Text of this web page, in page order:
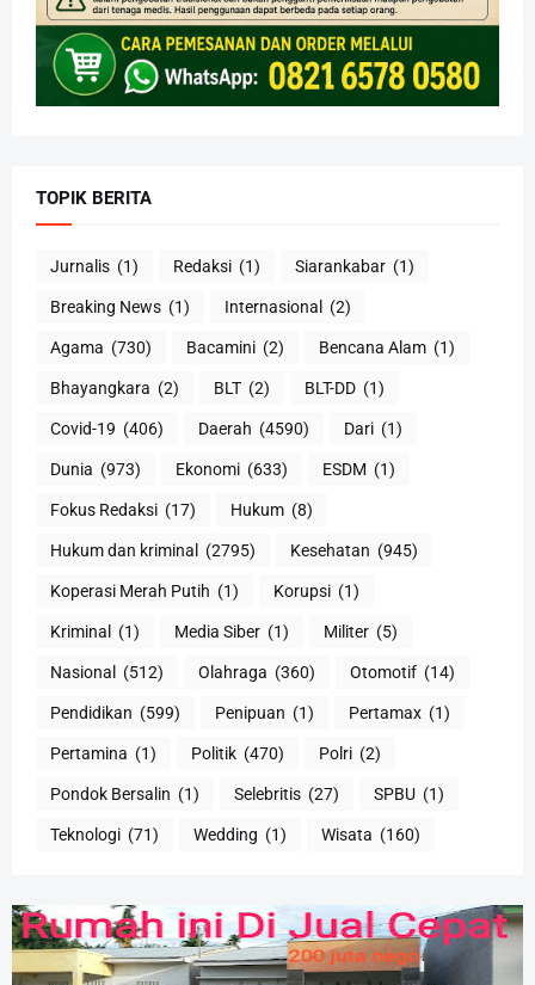
TOPIK BERITA
Jurnalis (1) Redaksi (1) Siarankabar (1)
Breaking News (1) Internasional (2)
Agama (730) Bacamini (2) Bencana Alam (1)
Bhayangkara (2) BLT (2) BLT-DD (1)
Covid-19 (406) Daerah (4590) Dari (1)
Dunia (973) Ekonomi (633) ESDM (1)
Fokus Redaksi (17) Hukum (8)
Hukum dan kriminal (2795) Kesehatan (945)
Koperasi Merah Putih (1) Korupsi (1)
Kriminal (1) Media Siber (1) Militer (5)
Nasional (512) Olahraga (360) Otomotif (14)
Pendidikan (599) Penipuan (1) Pertamax (1)
Pertamina (1) Politik (470) Polri (2)
Pondok Bersalin (1) Selebritis (27) SPBU (1)
Teknologi (71) Wedding (1) Wisata (160)